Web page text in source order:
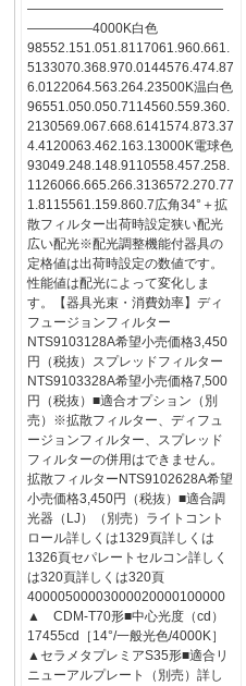
―――――――――――――――
―――――4000K白色
98552.151.051.8117061.960.661.
5133070.368.970.0144576.474.87
6.0122064.563.264.23500K温白色
96551.050.050.7114560.559.360.
2130569.067.668.6141574.873.37
4.4120063.462.163.13000K電球色
93049.248.148.9110558.457.258.
1126066.665.266.3136572.270.77
1.8115561.159.860.7広角34°＋拡
散フィルター出荷時設定狭い配光
広い配光※配光調整機能付器具の
定格値は出荷時設定の数値です。
性能値は配光によって変化しま
す。【器具光束・消費効率】ディ
フュージョンフィルター
NTS9103128A希望小売価格3,450
円（税抜）スプレッドフィルター
NTS9103328A希望小売価格7,500
円（税抜）■適合オプション（別
売）※拡散フィルター、ディフュ
ージョンフィルター、スプレッド
フィルターの併用はできません。
拡散フィルターNTS9102628A希望
小売価格3,450円（税抜）■適合調
光器（LJ）（別売）ライトコント
ロール詳しくは1329頁詳しくは
1326頁セパレートセルコン詳しく
は320頁詳しくは320頁
40000500003000020000100000
▲ CDM-T70形■中心光度（cd）
17455cd［14°/一般光色/4000K］
▲セラメタプレミアS35形■適合リ
ニューアルプレート（別売）詳し